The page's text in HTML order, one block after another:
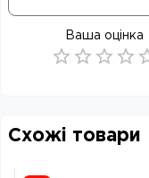
Ваша оцінка
Схожі товари